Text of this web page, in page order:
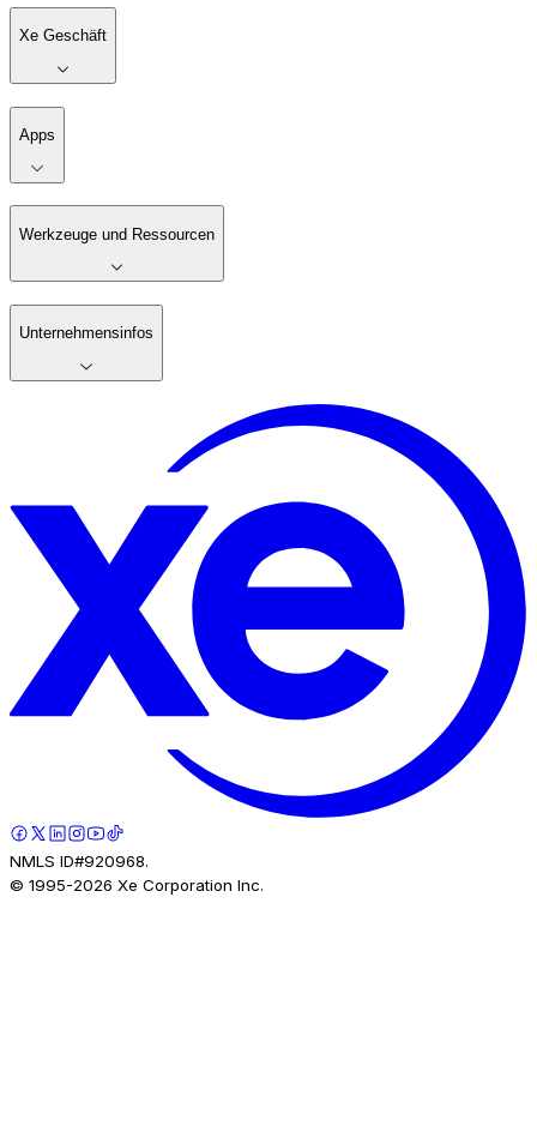
Xe Geschäft
Apps
Werkzeuge und Ressourcen
Unternehmensinfos
NMLS ID#920968.
© 1995-2026 Xe Corporation Inc.